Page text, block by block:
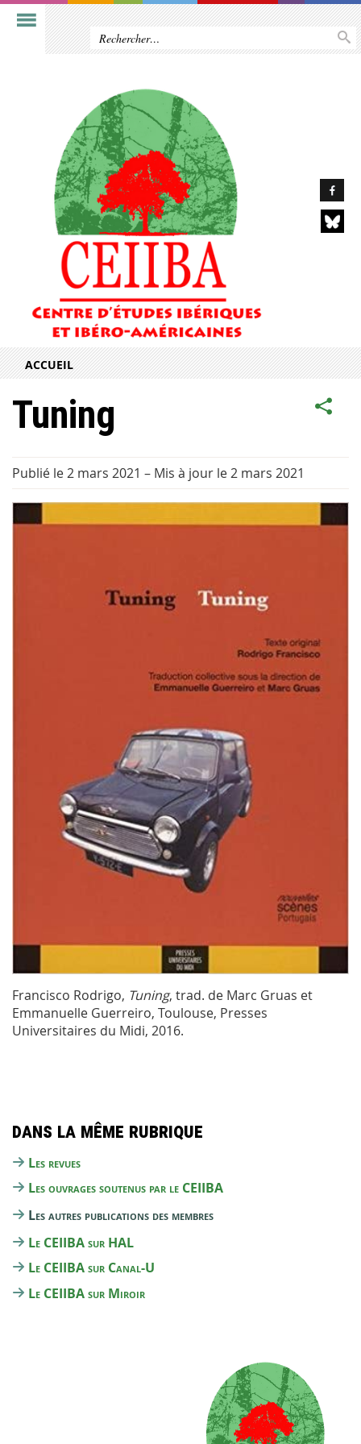
ACCUEIL
Tuning
Publié le 2 mars 2021 – Mis à jour le 2 mars 2021
Francisco Rodrigo, Tuning, trad. de Marc Gruas et
Emmanuelle Guerreiro, Toulouse, Presses
Universitaires du Midi, 2016.
Dans la même rubrique
Les revues
Les ouvrages soutenus par le CEIIBA
Les autres publications des membres
Le CEIIBA sur HAL
Le CEIIBA sur Canal-U
Le CEIIBA sur Miroir